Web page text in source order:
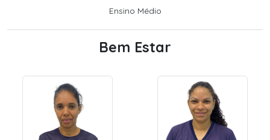
Ensino Médio
Bem Estar